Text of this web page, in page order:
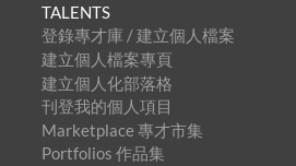
TALENTS
登錄專才庫 / 建立個人檔案
建立個人檔案專頁
建立個人化部落格
刊登我的個人項目
Marketplace 專才市集
Portfolios 作品集